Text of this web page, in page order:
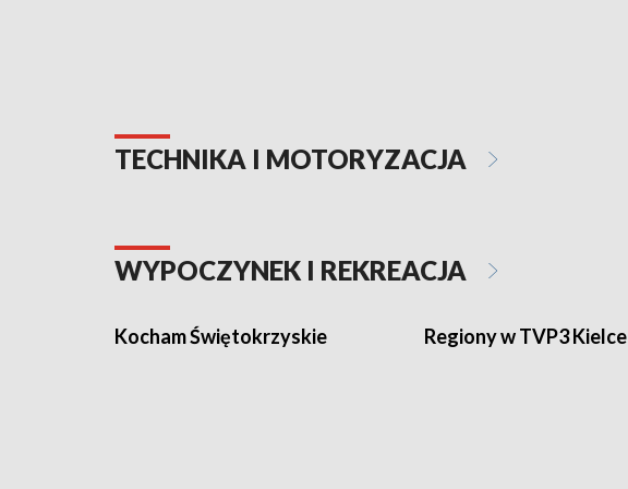
TECHNIKA I MOTORYZACJA
WYPOCZYNEK I REKREACJA
Kocham Świętokrzyskie
Regiony w TVP3 Kielce